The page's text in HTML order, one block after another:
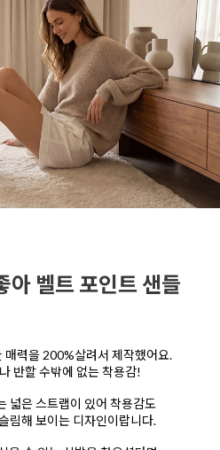
아 벨트 포인트 샌들
매력을 200%살려서 제작했어요.
반할 수밖에 없는 착용감!
넓은 스트랩이 있어 착용감도
림해 보이는 디자인이랍니다.